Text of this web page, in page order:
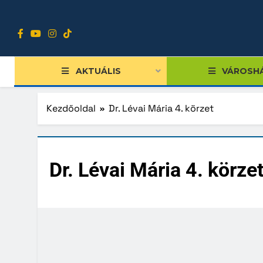
tartalomra
AKTUÁLIS
Kezdőoldal Dr. Lévai Mária 4. körzet
Dr. Lévai Mária 4. körzet